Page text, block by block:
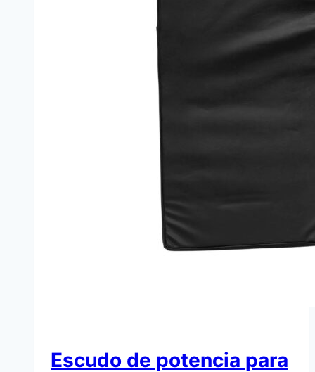
Escudo de potencia para